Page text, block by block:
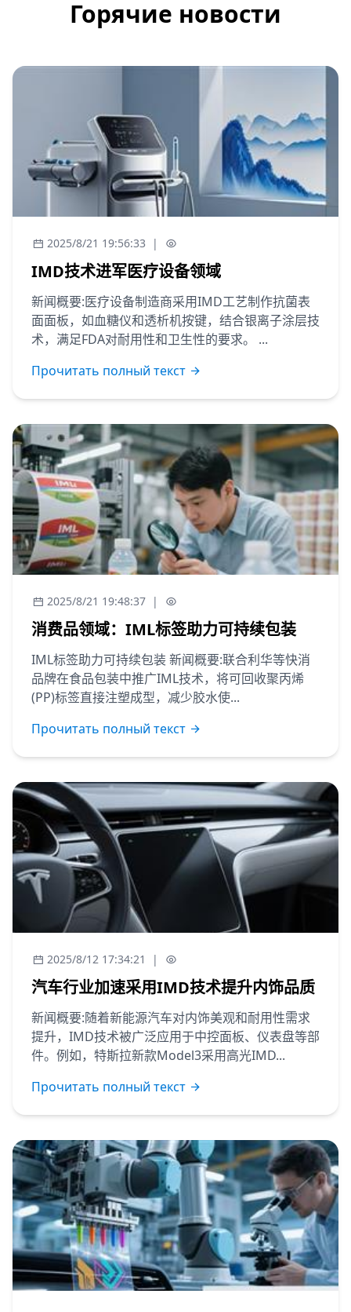
Горячие новости
2025/8/21 19:56:33 |
IMD技术进军医疗设备领域
新闻概要:医疗设备制造商采用IMD工艺制作抗菌表
面面板，如血糖仪和透析机按键，结合银离子涂层技
术，满足FDA对耐用性和卫生性的要求。 ...
Прочитать полный текст
2025/8/21 19:48:37 |
消费品领域：IML标签助力可持续包装
IML标签助力可持续包装 新闻概要:联合利华等快消
品牌在食品包装中推广IML技术，将可回收聚丙烯
(PP)标签直接注塑成型，减少胶水使...
Прочитать полный текст
2025/8/12 17:34:21 |
汽车行业加速采用IMD技术提升内饰品质
新闻概要:随着新能源汽车对内饰美观和耐用性需求
提升，IMD技术被广泛应用于中控面板、仪表盘等部
件。例如，特斯拉新款Model3采用高光IMD...
Прочитать полный текст